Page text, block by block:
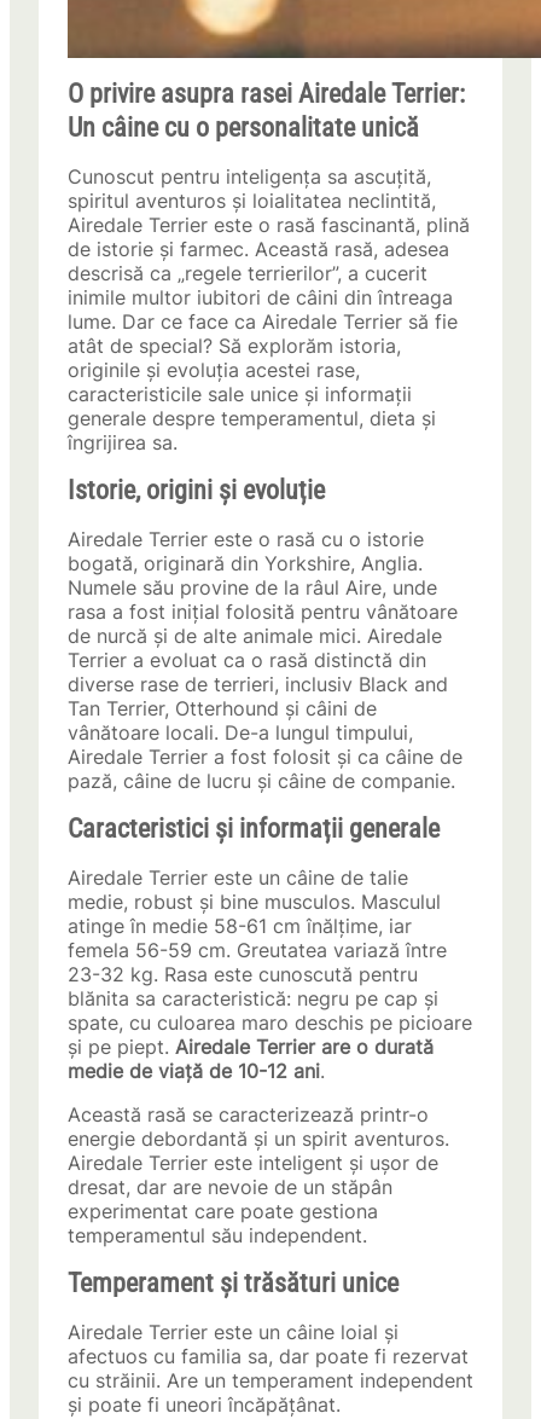
O privire asupra rasei Airedale Terrier:
Un câine cu o personalitate unică
Cunoscut pentru inteligența sa ascuțită,
spiritul aventuros și loialitatea neclintită,
Airedale Terrier este o rasă fascinantă, plină
de istorie și farmec. Această rasă, adesea
descrisă ca „regele terrierilor”, a cucerit
inimile multor iubitori de câini din întreaga
lume. Dar ce face ca Airedale Terrier să fie
atât de special? Să explorăm istoria,
originile și evoluția acestei rase,
caracteristicile sale unice și informații
generale despre temperamentul, dieta și
îngrijirea sa.
Istorie, origini și evoluție
Airedale Terrier este o rasă cu o istorie
bogată, originară din Yorkshire, Anglia.
Numele său provine de la râul Aire, unde
rasa a fost inițial folosită pentru vânătoare
de nurcă și de alte animale mici. Airedale
Terrier a evoluat ca o rasă distinctă din
diverse rase de terrieri, inclusiv Black and
Tan Terrier, Otterhound și câini de
vânătoare locali. De-a lungul timpului,
Airedale Terrier a fost folosit și ca câine de
pază, câine de lucru și câine de companie.
Caracteristici și informații generale
Airedale Terrier este un câine de talie
medie, robust și bine musculos. Masculul
atinge în medie 58-61 cm înălțime, iar
femela 56-59 cm. Greutatea variază între
23-32 kg. Rasa este cunoscută pentru
blănita sa caracteristică: negru pe cap și
spate, cu culoarea maro deschis pe picioare
și pe piept. Airedale Terrier are o durată
medie de viață de 10-12 ani.
Această rasă se caracterizează printr-o
energie debordantă și un spirit aventuros.
Airedale Terrier este inteligent și ușor de
dresat, dar are nevoie de un stăpân
experimentat care poate gestiona
temperamentul său independent.
Temperament și trăsături unice
Airedale Terrier este un câine loial și
afectuos cu familia sa, dar poate fi rezervat
cu străinii. Are un temperament independent
și poate fi uneori încăpățânat.